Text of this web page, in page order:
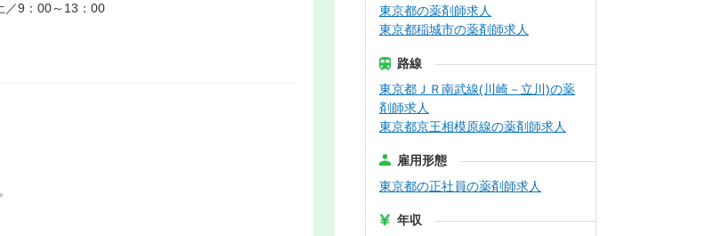
／9：00～13：00
東京都の薬剤師求人
東京都稲城市の薬剤師求人
路線
東京都ＪＲ南武線(川崎－立川)の薬
剤師求人
東京都京王相模原線の薬剤師求人
雇用形態
東京都の正社員の薬剤師求人
年収